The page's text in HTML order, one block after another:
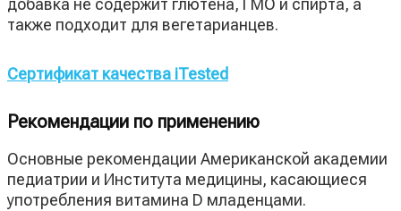
добавка не содержит глютена, ГМО и спирта, а
также подходит для вегетарианцев.
Сертификат качества iTested
Рекомендации по применению
Основные рекомендации Американской академии
педиатрии и Института медицины, касающиеся
употребления витамина D младенцами.